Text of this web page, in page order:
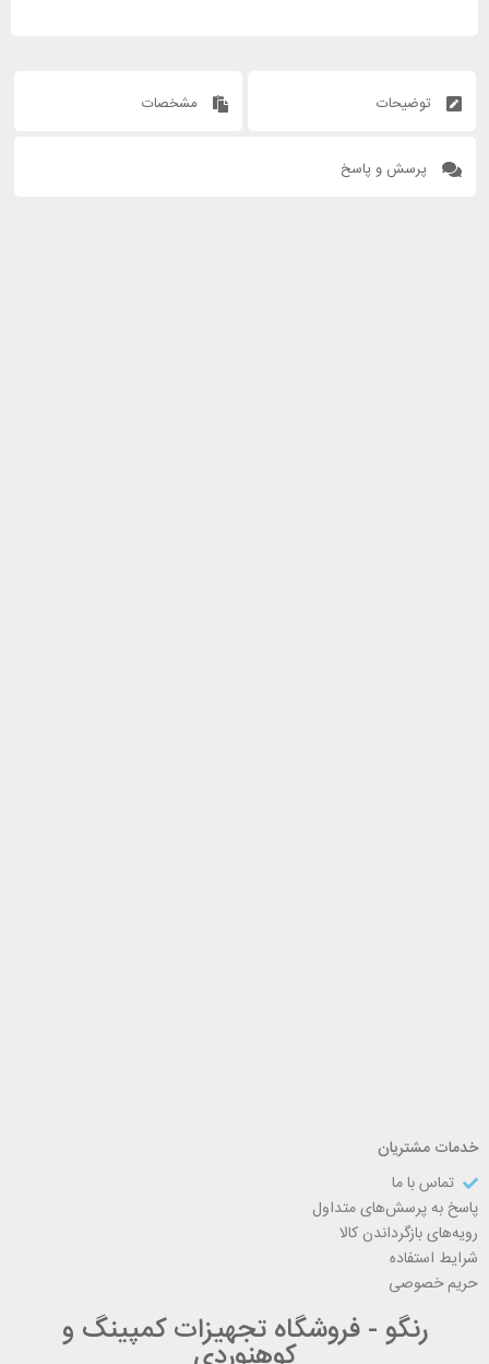
توضیحات مشخصات
پرسش و پاسخ
خدمات مشتریان
تماس با ما
پاسخ به پرسش‌های متداول
رویه‌های بازگرداندن کالا
شرایط استفاده
حریم خصوصی
رنگو - فروشگاه تجهیزات کمپینگ و